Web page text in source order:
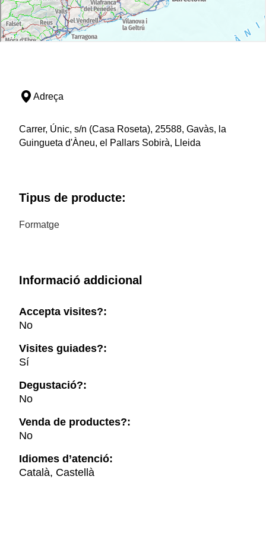
Adreça
Carrer, Únic, s/n (Casa Roseta), 25588, Gavàs, la
Guingueta d'Àneu, el Pallars Sobirà, Lleida
Tipus de producte:
Formatge
Informació addicional
Accepta visites?:
No
Visites guiades?:
Sí
Degustació?:
No
Venda de productes?:
No
Idiomes d’atenció:
Català, Castellà